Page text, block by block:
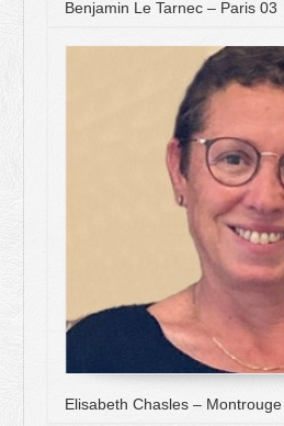
Benjamin Le Tarnec – Paris 03
Elisabeth Chasles – Montrouge